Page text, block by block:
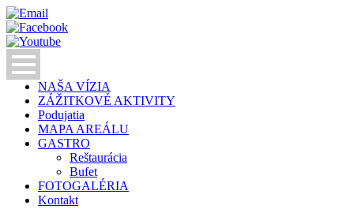
NAŠA VÍZIA
ZÁŽITKOVÉ AKTIVITY
Podujatia
MAPA AREÁLU
GASTRO
Reštaurácia
Bufet
FOTOGALÉRIA
Kontakt